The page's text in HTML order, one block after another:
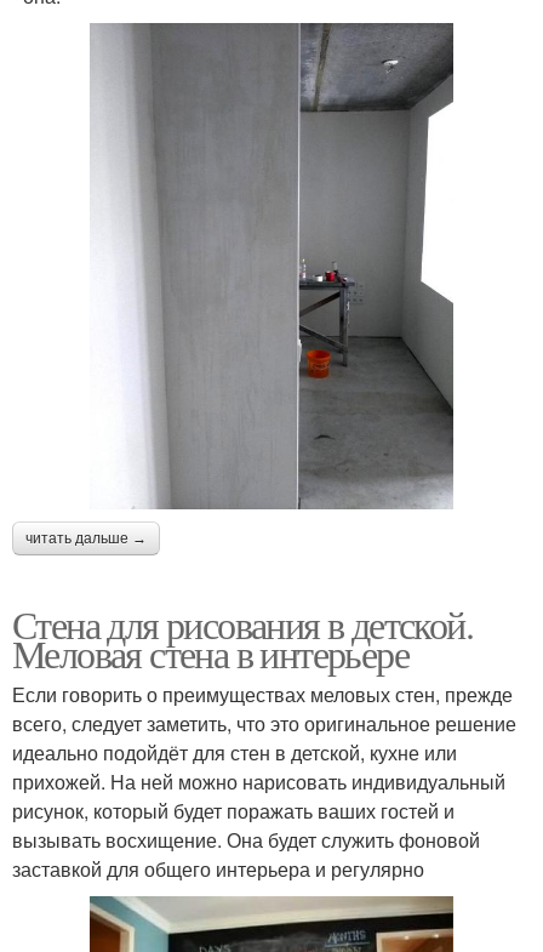
читать дальше →
Стена для рисования в детской.
Меловая стена в интерьере
Если говорить о преимуществах меловых стен, прежде
всего, следует заметить, что это оригинальное решение
идеально подойдёт для стен в детской, кухне или
прихожей. На ней можно нарисовать индивидуальный
рисунок, который будет поражать ваших гостей и
вызывать восхищение. Она будет служить фоновой
заставкой для общего интерьера и регулярно